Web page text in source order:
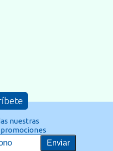
nuestras
promociones
Enviar